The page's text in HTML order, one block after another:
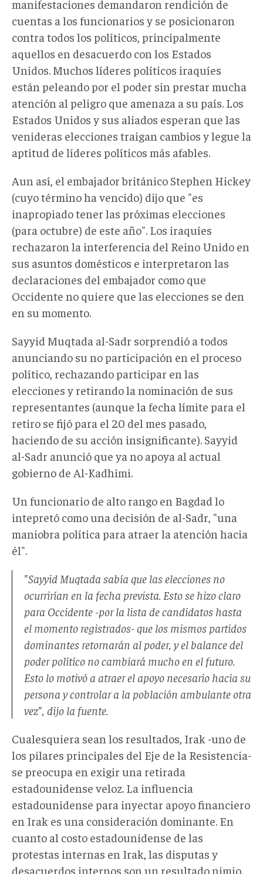
manifestaciones demandaron rendición de
cuentas a los funcionarios y se posicionaron
contra todos los políticos, principalmente
aquellos en desacuerdo con los Estados
Unidos. Muchos líderes políticos iraquíes
están peleando por el poder sin prestar mucha
atención al peligro que amenaza a su país. Los
Estados Unidos y sus aliados esperan que las
venideras elecciones traigan cambios y legue la
aptitud de líderes políticos más afables.
Aun así, el embajador británico Stephen Hickey
(cuyo término ha vencido) dijo que "es
inapropiado tener las próximas elecciones
(para octubre) de este año". Los iraquíes
rechazaron la interferencia del Reino Unido en
sus asuntos domésticos e interpretaron las
declaraciones del embajador como que
Occidente no quiere que las elecciones se den
en su momento.
Sayyid Muqtada al-Sadr sorprendió a todos
anunciando su no participación en el proceso
político, rechazando participar en las
elecciones y retirando la nominación de sus
representantes (aunque la fecha límite para el
retiro se fijó para el 20 del mes pasado,
haciendo de su acción insignificante). Sayyid
al-Sadr anunció que ya no apoya al actual
gobierno de Al-Kadhimi.
Un funcionario de alto rango en Bagdad lo
intepretó como una decisión de al-Sadr, "una
maniobra política para atraer la atención hacia
él".
"Sayyid Muqtada sabía que las elecciones no
ocurrirían en la fecha prevista. Esto se hizo claro
para Occidente -por la lista de candidatos hasta
el momento registrados- que los mismos partidos
dominantes retornarán al poder, y el balance del
poder político no cambiará mucho en el futuro.
Esto lo motivó a atraer el apoyo necesario hacia su
persona y controlar a la población ambulante otra
vez", dijo la fuente.
Cualesquiera sean los resultados, Irak -uno de
los pilares principales del Eje de la Resistencia-
se preocupa en exigir una retirada
estadounidense veloz. La influencia
estadounidense para inyectar apoyo financiero
en Irak es una consideración dominante. En
cuanto al costo estadounidense de las
protestas internas en Irak, las disputas y
desacuerdos internos son un resultado nimio.